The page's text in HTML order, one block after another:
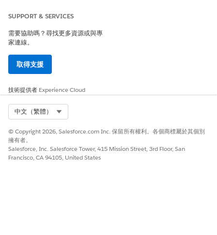
SUPPORT & SERVICES
需要協助嗎？尋找更多資源或與專
家連線。
取得支援
技術提供者 Experience Cloud
中文（繁體）
© Copyright 2026, Salesforce.com Inc. 保留所有權利。各個商標屬於其個別
擁有者。
Salesforce, Inc. Salesforce Tower, 415 Mission Street, 3rd Floor, San
Francisco, CA 94105, United States